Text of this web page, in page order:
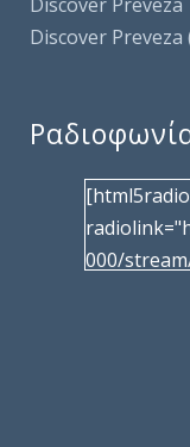
Discover Preveza
[html5radio
000/